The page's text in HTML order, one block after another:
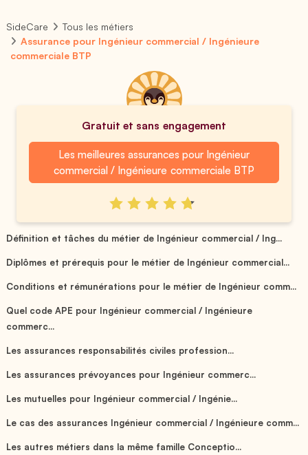
SideCare
Tous les métiers
Assurance pour Ingénieur commercial / Ingénieure
commerciale BTP
Gratuit et sans engagement
Les meilleures assurances pour Ingénieur
commercial / Ingénieure commerciale BTP
Définition et tâches du métier de Ingénieur commercial / Ing...
Diplômes et prérequis pour le métier de Ingénieur commercial...
Conditions et rémunérations pour le métier de Ingénieur comm...
Quel code APE pour Ingénieur commercial / Ingénieure
commerc...
Les assurances responsabilités civiles profession...
Les assurances prévoyances pour Ingénieur commerc...
Les mutuelles pour Ingénieur commercial / Ingénie...
Le cas des assurances Ingénieur commercial / Ingénieure comm...
Les autres métiers dans la même famille Conceptio...